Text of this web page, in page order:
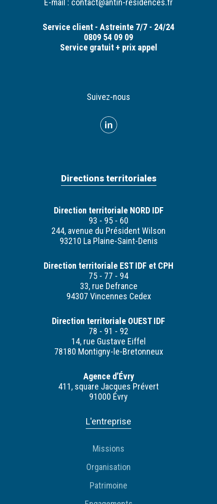
E-mail : contact@antin-residences.fr
Service client - Astreinte 7/7 - 24/24
0809 54 09 09
Service gratuit + prix appel
Suivez-nous
Directions territoriales
Direction territoriale NORD IDF
93 - 95 - 60
244, avenue du Président Wilson
93210 La Plaine-Saint-Denis
Direction territoriale EST IDF et CPH
75 - 77 - 94
33, rue Defrance
94307 Vincennes Cedex
Direction territoriale OUEST IDF
78 - 91 - 92
14, rue Gustave Eiffel
78180 Montigny-le-Bretonneux
Agence d’Évry
411, square Jacques Prévert
91000 Évry
L'entreprise
Missions
Organisation
Patrimoine